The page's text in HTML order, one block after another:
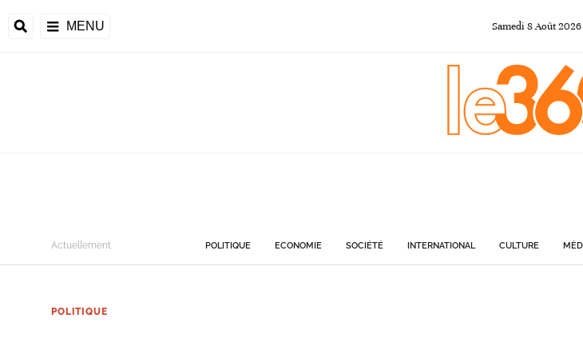
MENU Samedi 8Août2026
Actuellement POLITIQUE ECONOMIE SOCIÉTÉ INTERNATIONAL CULTURE
POLITIQUE